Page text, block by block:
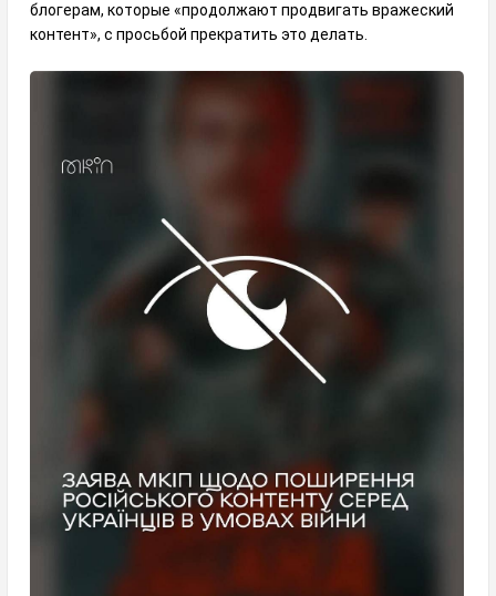
блогерам, которые «продолжают продвигать вражеский
контент», с просьбой прекратить это делать.